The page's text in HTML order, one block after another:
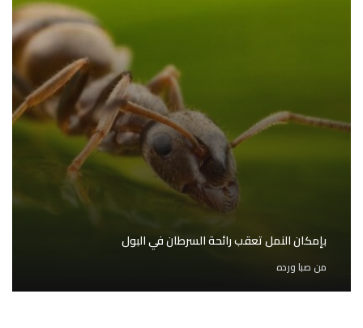
بإمكان النمل تعقب رائحة السرطان في البول
من صبا ورده